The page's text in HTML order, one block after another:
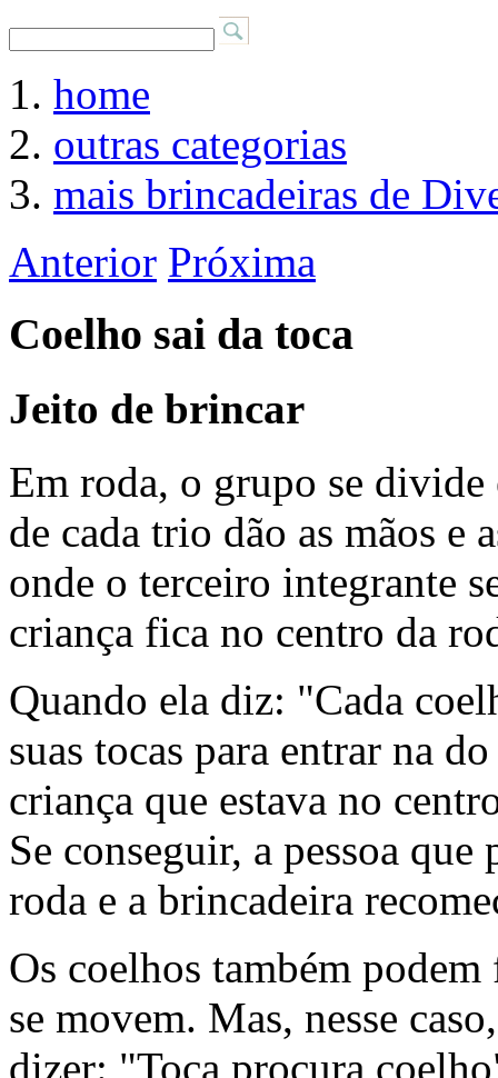
home
outras categorias
mais brincadeiras de
Anterior Próxima
Coelho sai da toca
Jeito de brincar
Em roda, o grupo se
de cada trio dão as mãos e
onde o terceiro integrante
criança fica no centro da
Quando ela diz: "Cada
suas tocas para entrar na
criança que estava no
Se conseguir, a pessoa
roda e a brincadeira
Os coelhos também
se movem. Mas, nesse
dizer: "Toca procura